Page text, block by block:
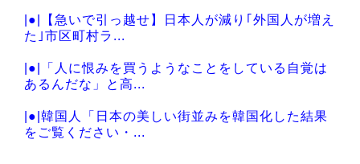
|●|【急いで引っ越せ】日本人が減り｢外国人が増え
た｣市区町村ラ...
|●|「人に恨みを買うようなことをしている自覚は
あるんだな」と高...
|●|韓国人「日本の美しい街並みを韓国化した結果
をご覧ください・...